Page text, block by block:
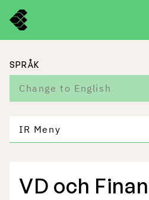
SPRÅK
Change to English
IR Meny
Freemelts
VD och